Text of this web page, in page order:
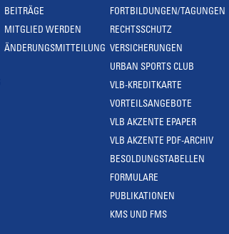
BEITRÄGE
MITGLIED WERDEN
ÄNDERUNGSMITTEILUNG
FORTBILDUNGEN/TAGUNGEN
RECHTSSCHUTZ
VERSICHERUNGEN
URBAN SPORTS CLUB
VLB-KREDITKARTE
VORTEILSANGEBOTE
VLB AKZENTE EPAPER
VLB AKZENTE PDF-ARCHIV
BESOLDUNGSTABELLEN
FORMULARE
PUBLIKATIONEN
KMS UND FMS